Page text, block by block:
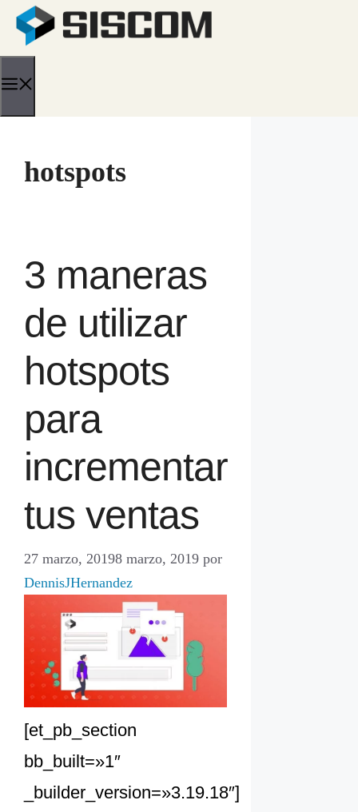
Saltar
contenido
hotspots
3 maneras
de utilizar
hotspots
para
incrementar
tus ventas
27 marzo, 20198 marzo, 2019 por
DennisJHernandez
[et_pb_section
bb_built=»1″
_builder_version=»3.19.18″]